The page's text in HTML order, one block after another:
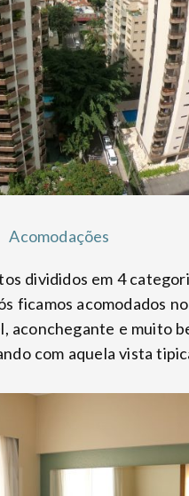
Acomodações
divididos em 4
ficamos acomodados
e muito
com aquela vista